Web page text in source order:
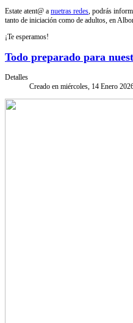
Estate atent@ a nuetras redes, podrás
tanto de iniciación como de adultos, en
¡Te esperamos!
Todo preparado para
Detalles
Creado en miércoles, 14 Enero